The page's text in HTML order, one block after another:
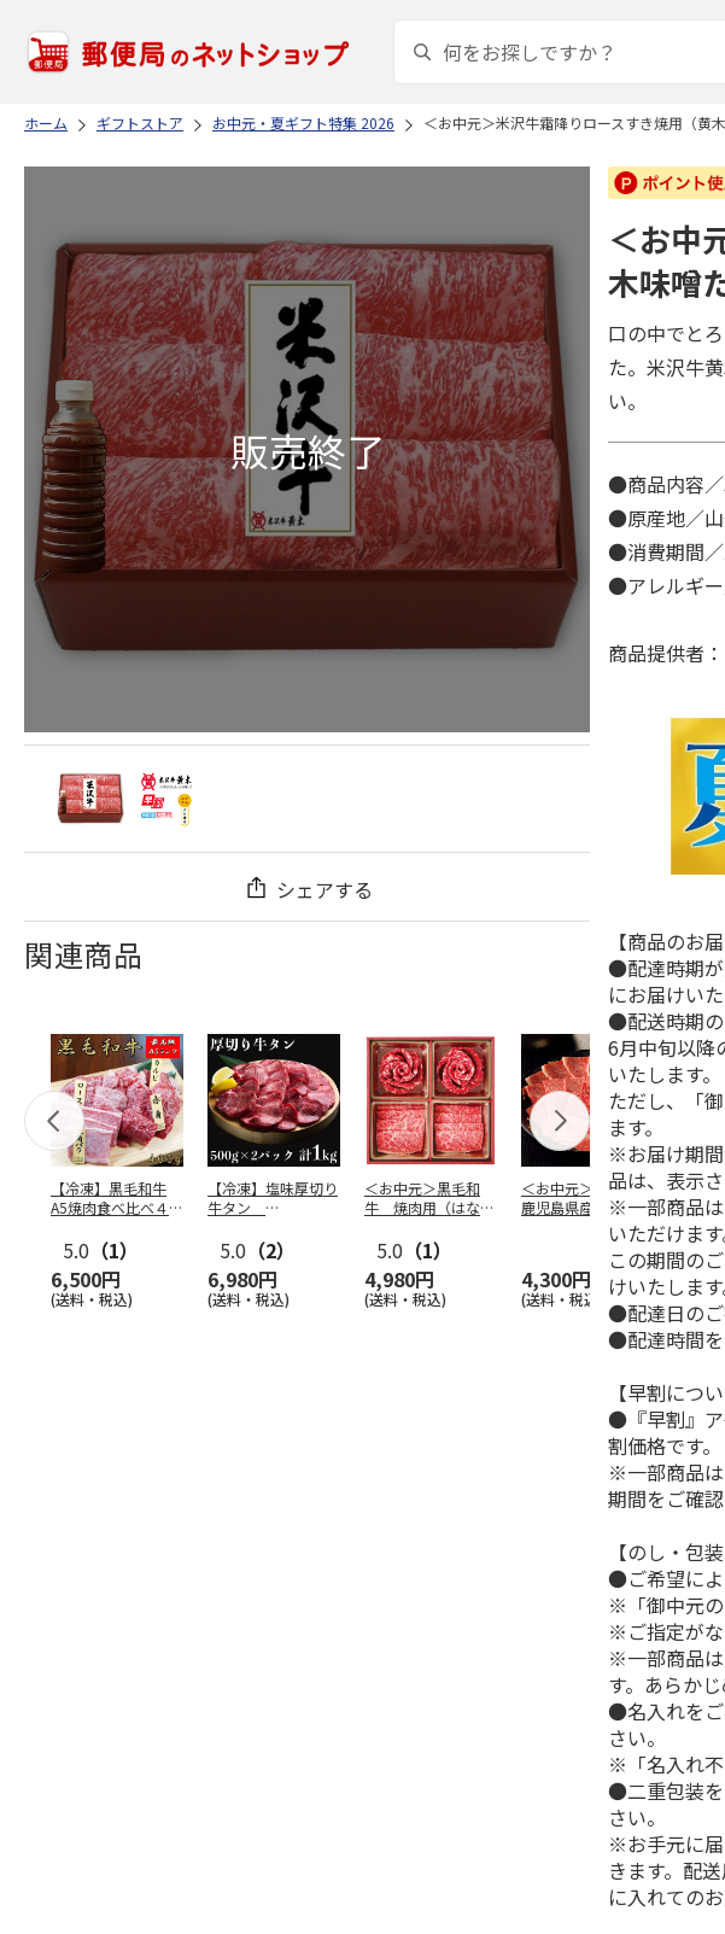
ホーム ギフトストア お中元・夏ギフト特集 2026 ＜お中元＞米沢牛霜降りロースすき焼用（黄木
シェアする
関連商品
【冷凍】黒毛和牛
A5焼肉食べ比べ４種
5.0 （1）
6,500円
(送料・税込)
【冷凍】塩味厚切り
牛タン
kg5.0 （2）
6,980円
(送料・税込)
＜お中元＞黒毛和
牛 焼肉用（はなも
5.0 （1）
4,980円
(送料・税込)
＜お中元＞【冷凍】
鹿児島県産黒毛和
牛 カタ肉焼肉用
4,300円
(送料・税込)
＜ご
凍】
ビー
(送料・
＜お中
木味噌
口の中でと
た。米沢牛
い。
●商品内容
●原産地／
●消費期間／
●アレルギ
商品提供者
【商品のお
●配達時期が
にお届けいた
●配送時期の
6月中旬以降
いたします。
ただし、「
ます。
※お届け期
品は、表示
※一部商品
いただけま
この期間の
けいたします
●配達日のご
●配達時間を
【早割につい
●『早割』ア
割価格です。
※一部商品
期間をご確認
【のし・包
●ご希望によ
※「御中元の
※ご指定がな
※一部商品
す。あらか
●名入れをご
さい。
※「名入れ不
●二重包装を
さい。
※お手元に
きます。配
に入れての